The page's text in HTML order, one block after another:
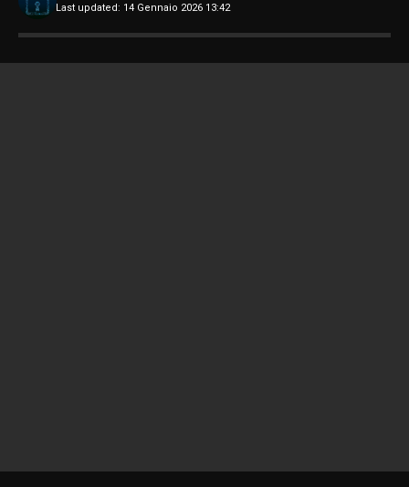
Last updated: 14 Gennaio 2026 13:42